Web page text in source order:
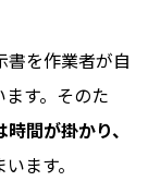
書を作業者が自
す。そのた
間が掛かり、
います。